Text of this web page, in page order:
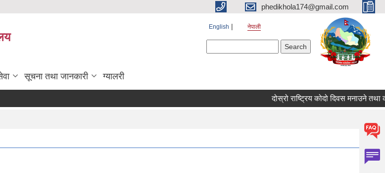
phedikhola174@gmail.com
English नेपाली
सूचना तथा जानकारी ग्यालरी
दोस्रो राष्ट्रिय कोदो दिवस मनाउने तथा